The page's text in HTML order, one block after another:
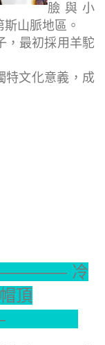
臉與小
山脈地區。
，最初採用羊駝
特文化意義，成
冷
頂